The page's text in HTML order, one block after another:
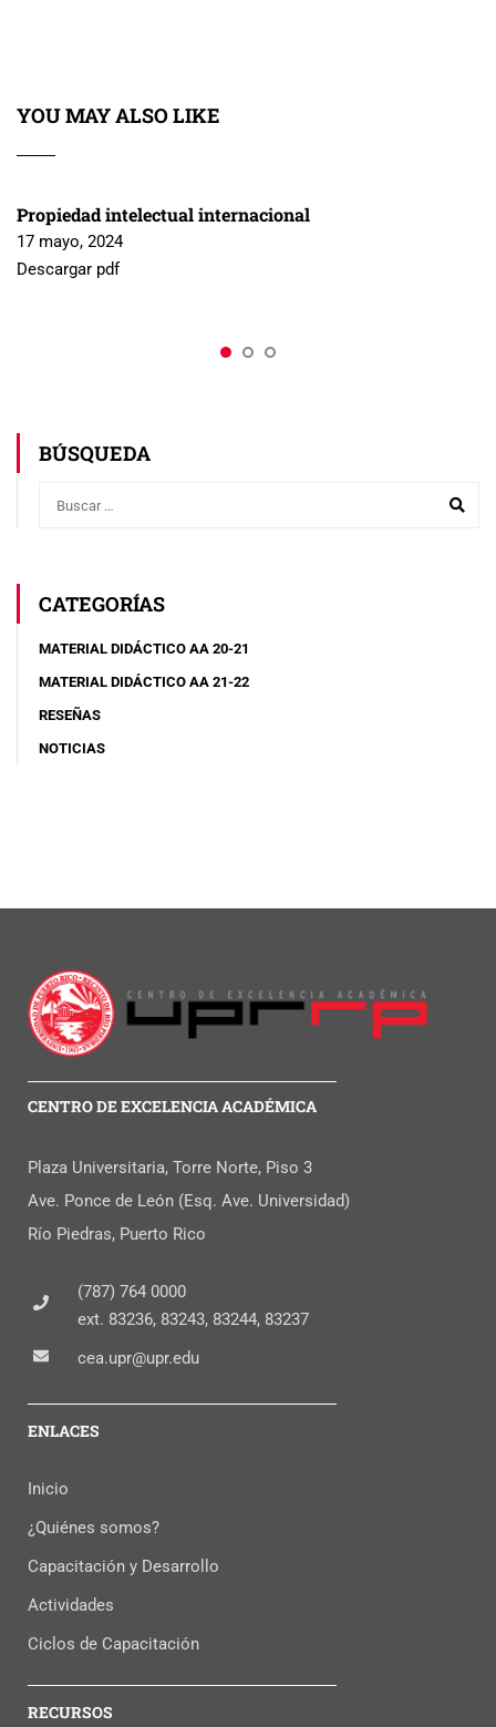
YOU MAY ALSO LIKE
Propiedad intelectual internacional
17 mayo, 2024
Descargar pdf
BÚSQUEDA
CATEGORÍAS
MATERIAL DIDÁCTICO AA 20-21
MATERIAL DIDÁCTICO AA 21-22
RESEÑAS
NOTICIAS
CENTRO DE EXCELENCIA ACADÉMICA
Plaza Universitaria, Torre Norte, Piso 3
Ave. Ponce de León (Esq. Ave. Universidad)
Río Piedras, Puerto Rico
(787) 764 0000
ext. 83236, 83243, 83244, 83237
cea.upr@upr.edu
ENLACES
Inicio
¿Quiénes somos?
Capacitación y Desarrollo
Actividades
Ciclos de Capacitación
RECURSOS